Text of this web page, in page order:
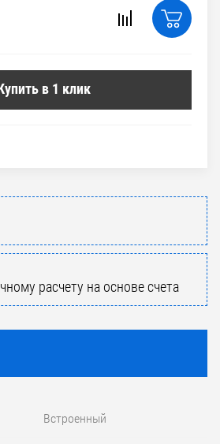
в 1 клик
расчету на основе счета
Встроенный